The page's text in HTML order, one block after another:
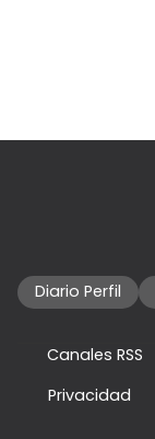
Diario Perfil
Canales RSS
Privacidad